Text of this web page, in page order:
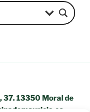
37. 13350 Moral de